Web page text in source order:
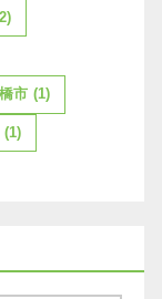
市 (1)
(1)